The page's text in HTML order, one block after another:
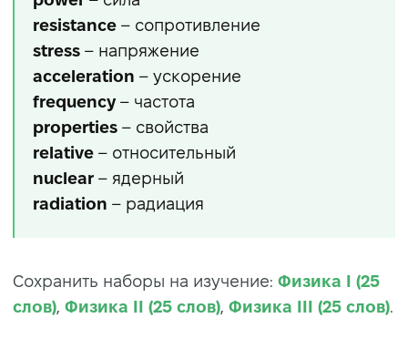
resistance – сопротивление
stress – напряжение
acceleration – ускорение
frequency– частота
properties – свойства
relative – относительный
nuclear – ядерный
radiation – радиация
Сохранить наборы на изучение: Физика I (25
слов) Физика II (25 слов) Физика III (25 слов)